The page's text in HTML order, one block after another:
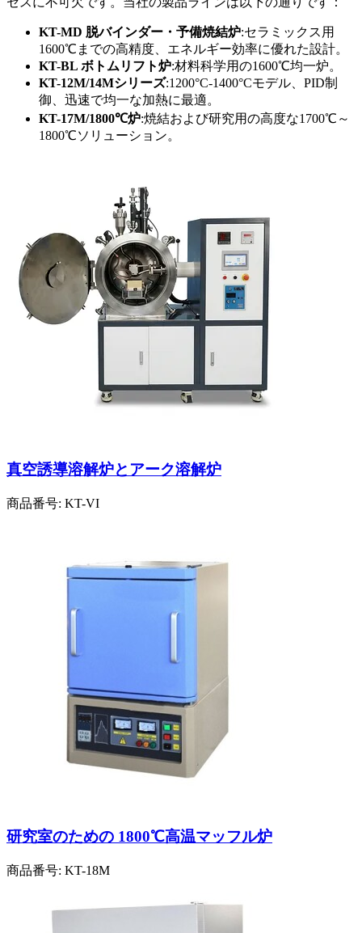
KT-MD 脱バインダー・予備焼結炉:セラミックス用
1600℃までの高精度、エネルギー効率に優れた設計。
KT-BL ボトムリフト炉:材料科学用の1600℃均一炉。
KT-12M/14Mシリーズ:1200°C-1400°Cモデル、PID制
御、迅速で均一な加熱に最適。
KT-17M/1800℃炉:焼結および研究用の高度な1700℃～
1800℃ソリューション。
真空誘導溶解炉とアーク溶解炉
商品番号: KT-VI
研究室のための 1800℃高温マッフル炉
商品番号: KT-18M